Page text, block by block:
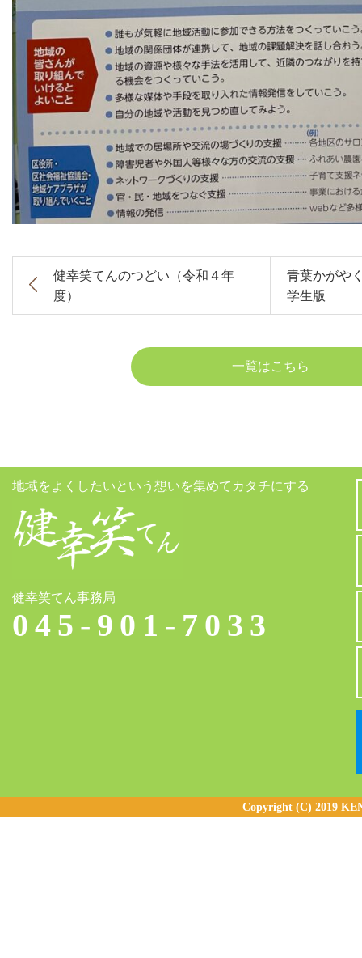
健幸笑てんのつどい（令和４年
度）
青葉かがや
学生版
一覧はこちら
地域をよくしたいという想いを集めてカタチにする
健幸笑てん事務局
045-901-7033
Copyright (C) 2019